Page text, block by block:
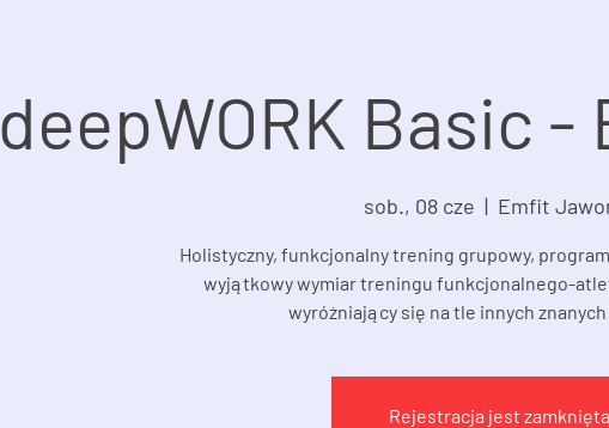
deepWORK Basic -
sob., 08 cze
  |
Emfit
Holistyczny, funkcjonalny trening grupowy,
wyjątkowy wymiar treningu funkcjonalnego-
wyróżniający się na tle innych
Rejestracja jest zamknięta